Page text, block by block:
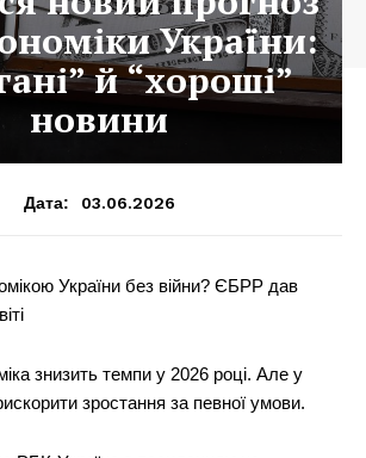
України:
й “хороші”
новини
Дата: 03.06.2026
України без війни? ЄБРР дав
знизить темпи у 2026 році. Але у
зростання за певної умови.